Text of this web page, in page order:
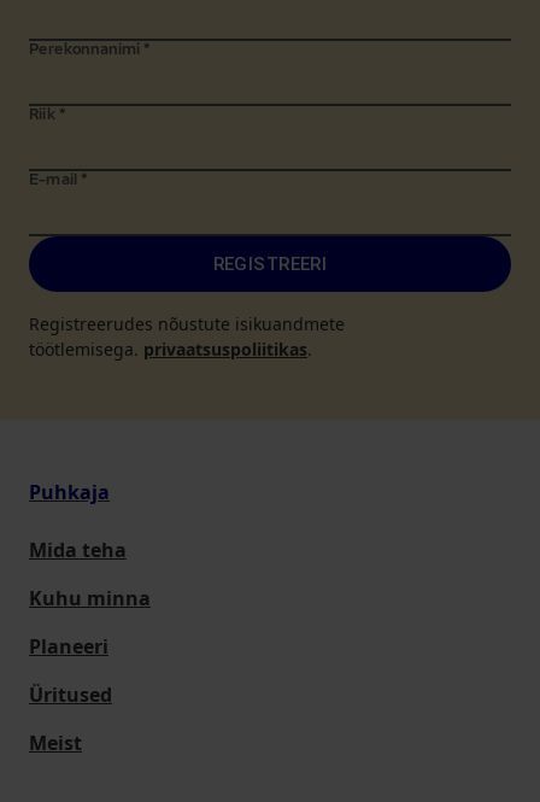
Perekonnanimi *
Riik *
E-mail *
REGISTREERI
Registreerudes nõustute isikuandmete
töötlemisega. privaatsuspoliitikas.
Puhkaja
Mida teha
Kuhu minna
Planeeri
Üritused
Meist